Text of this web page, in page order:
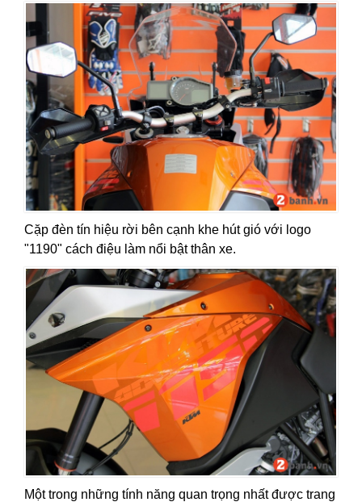
Cặp đèn tín hiệu rời bên cạnh khe hút gió với logo
"1190" cách điệu làm nổi bật thân xe.
Một trong những tính năng quan trọng nhất được trang